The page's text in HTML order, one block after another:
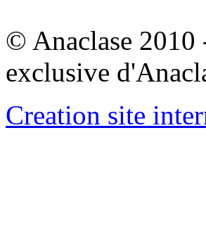
© Anaclase 2010
exclusive
Creation site